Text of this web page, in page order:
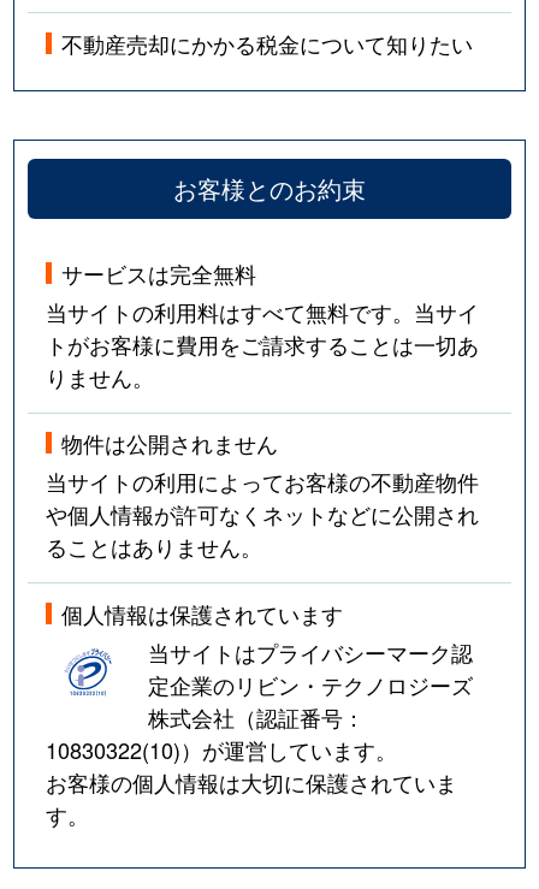
不動産売却にかかる税金について知りたい
お客様とのお約束
サービスは完全無料
当サイトの利用料はすべて無料です。当サイ
トがお客様に費用をご請求することは一切あ
りません。
物件は公開されません
当サイトの利用によってお客様の不動産物件
や個人情報が許可なくネットなどに公開され
ることはありません。
個人情報は保護されています
当サイトはプライバシーマーク認
定企業のリビン・テクノロジーズ
株式会社（認証番号：
10830322(10)）が運営しています。
お客様の個人情報は大切に保護されていま
す。